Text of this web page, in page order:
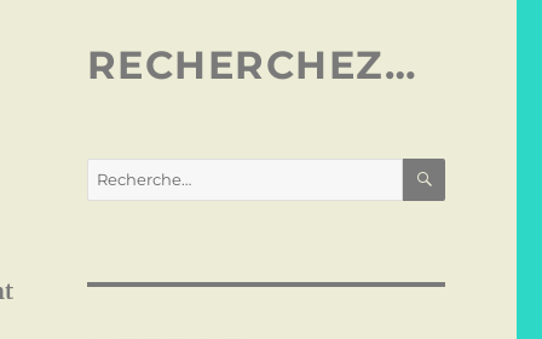
RECHERCHEZ…